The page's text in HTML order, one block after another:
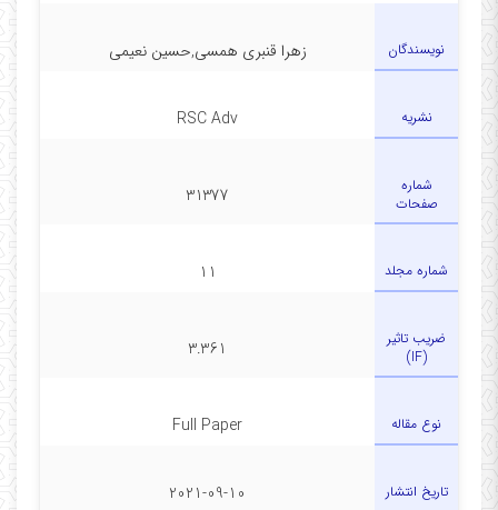
نویسندگان زهرا قنبری همسی,حسین نعیمی
نشریه RSC Adv
شماره
صفحات
31377
شماره مجلد 11
ضریب تاثیر
(IF)
3.361
نوع مقاله Full Paper
تاریخ انتشار 2021-09-10